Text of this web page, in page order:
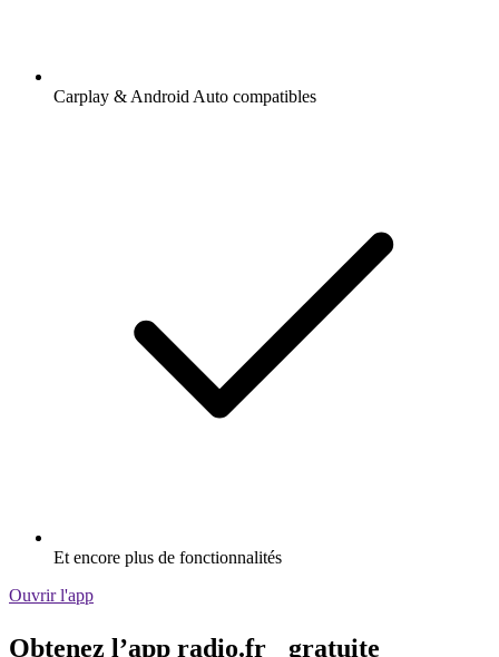
Carplay & Android Auto compatibles
Et encore plus de fonctionnalités
Ouvrir l'app
Obtenez l’app radio.fr gratuite